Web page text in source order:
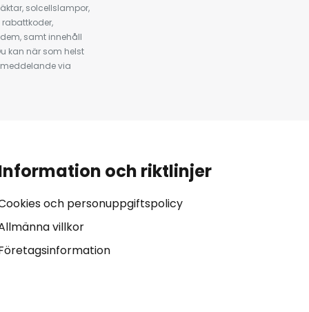
solcellslampor,
samt innehåll
kan när som helst
via
och riktlinjer
och personuppgiftspolicy
villkor